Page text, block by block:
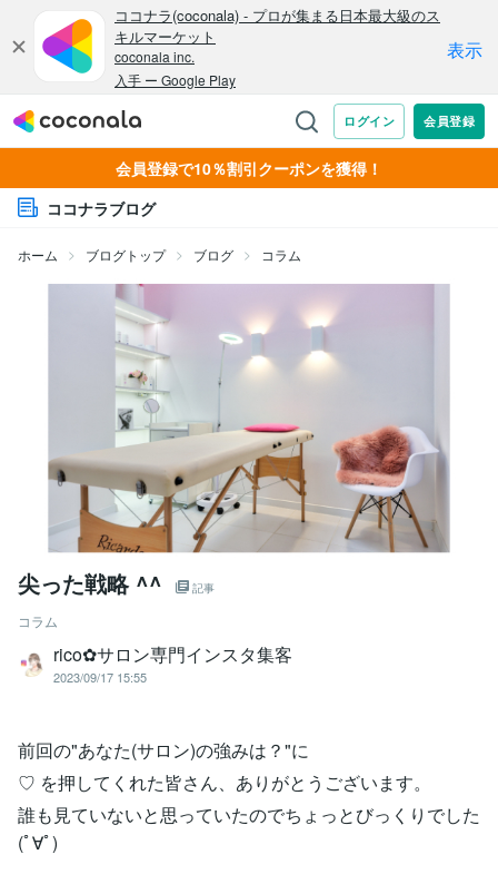
会員登録で10％割引クーポンを獲得！
ココナラブログ
ホーム ブログトップ ブログ コラム
尖った戦略 ^^ 記事
コラム
rico✿サロン専門インスタ集客
2023/09/17 15:55
前回の"あなた(サロン)の強みは？"に
♡ を押してくれた皆さん、ありがとうございます。
誰も見ていないと思っていたのでちょっとびっくりでした
(ﾟ∀ﾟ)